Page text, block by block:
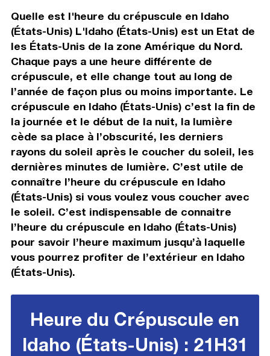
Quelle est l'heure du crépuscule en Idaho
(États-Unis) L'Idaho (États-Unis) est un Etat de
les États-Unis de la zone Amérique du Nord.
Chaque pays a une heure différente de
crépuscule, et elle change tout au long de
l’année de façon plus ou moins importante. Le
crépuscule en Idaho (États-Unis) c’est la fin de
la journée et le début de la nuit, la lumière
cède sa place à l’obscurité, les derniers
rayons du soleil après le coucher du soleil, les
dernières minutes de lumière. C’est utile de
connaître l’heure du crépuscule en Idaho
(États-Unis) si vous voulez vous coucher avec
le soleil. C’est indispensable de connaitre
l’heure du crépuscule en Idaho (États-Unis)
pour savoir l’heure maximum jusqu’à laquelle
vous pourrez profiter de l’extérieur en Idaho
(États-Unis).
Heure du Crépuscule en
Idaho (États-Unis) : 21H31